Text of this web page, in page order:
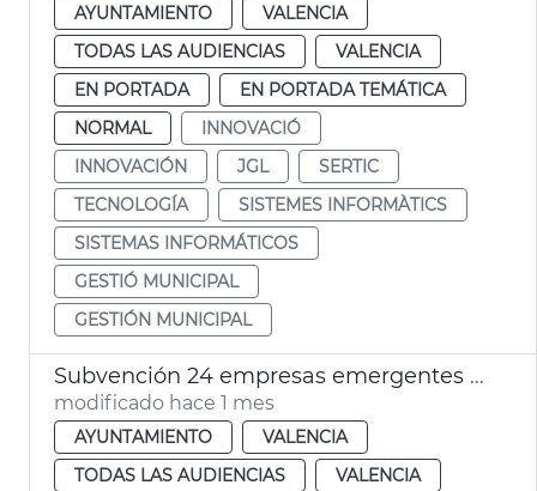
AYUNTAMIENTO
VALENCIA
TODAS LAS AUDIENCIAS
VALENCIA
EN PORTADA
EN PORTADA TEMÁTICA
NORMAL
INNOVACIÓ
INNOVACIÓN
JGL
SERTIC
TECNOLOGÍA
SISTEMES INFORMÀTICS
SISTEMAS INFORMÁTICOS
GESTIÓ MUNICIPAL
GESTIÓN MUNICIPAL
Subvención 24 empresas emergentes València Digital Summit 2026 VDS
modificado hace 1 mes
AYUNTAMIENTO
VALENCIA
TODAS LAS AUDIENCIAS
VALENCIA